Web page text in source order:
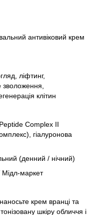
антивіковий крем
ліфтинг,
клітин
Complex II
гіалуронова
(денний / нічний)
маркет
крем вранці та
шкіру обличчя і